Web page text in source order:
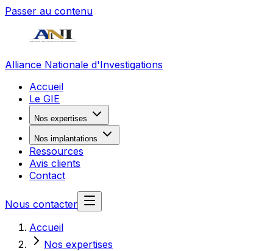
Passer au contenu
Alliance Nationale d'Investigations
Accueil
Le GIE
Nos expertises
Nos implantations
Ressources
Avis clients
Contact
Nous contacter
Accueil
Nos expertises